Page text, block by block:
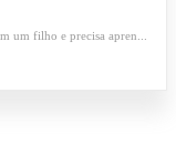
um filho e precisa apren...